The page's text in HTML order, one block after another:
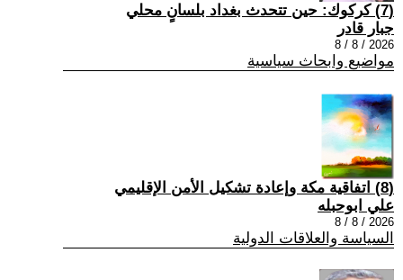
(7) كركوك: حين تتحدث بغداد بلسانٍ محلي
جبار قادر
2026 / 8 / 8
مواضيع وابحاث سياسية
(8) اتفاقية مكة وإعادة تشكيل الأمن الإقليمي
علي ابوحبله
2026 / 8 / 8
السياسة والعلاقات الدولية